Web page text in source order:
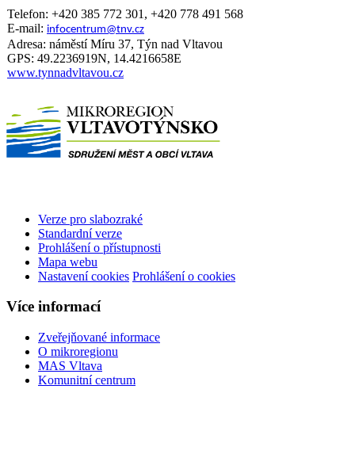
Telefon: +420 385 772 301, +420 778 491 568
E-mail: infocentrum@tnv.cz
Adresa: náměstí Míru 37, Týn nad Vltavou
GPS: 49.2236919N, 14.4216658E
www.tynnadvltavou.cz
Verze pro slabozraké
Standardní verze
Prohlášení o přístupnosti
Mapa webu
Nastavení cookies Prohlášení o cookies
Více informací
Zveřejňované informace
O mikroregionu
MAS Vltava
Komunitní centrum